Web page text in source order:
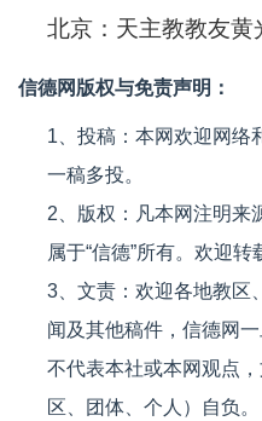
信德网版权与免责声明：
1、投稿：本网欢迎网络
一稿多投。
2、版权：凡本网注明来
属于“信德”所有。欢迎转
3、文责：欢迎各地教区
闻及其他稿件，信德网
不代表本社或本网观点
区、团体、个人）自负。